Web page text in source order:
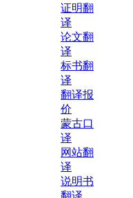
证明翻
译
论文翻
译
标书翻
译
翻译报
价
蒙古口
译
网站翻
译
说明书
翻译